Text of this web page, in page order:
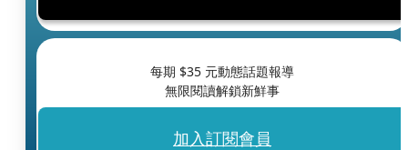
每期 $35 元動態話題報導
無限閱讀解鎖新鮮事
加入訂閱會員